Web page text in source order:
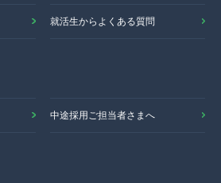
就活生からよくある質問
中途採用ご担当者さまへ